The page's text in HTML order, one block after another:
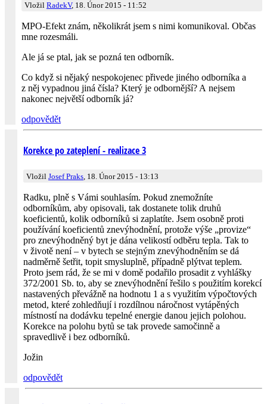
Vložil RadekV, 18. Únor 2015 - 11:52
MPO-Efekt znám, několikrát jsem s nimi komunikoval. Občas
mne rozesmáli.
Ale já se ptal, jak se pozná ten odborník.
Co když si nějaký nespokojenec přivede jiného odborníka a
z něj vypadnou jiná čísla? Který je odbornější? A nejsem
nakonec největší odborník já?
odpovědět
Korekce po zateplení - realizace 3
Vložil Josef Praks , 18. Únor 2015 - 13:13
Radku, plně s Vámi souhlasím. Pokud znemožníte
odborníkům, aby opisovali, tak dostanete tolik druhů
koeficientů, kolik odborníků si zaplatíte. Jsem osobně proti
používání koeficientů znevýhodnění, protože výše „provize“
pro znevýhodněný byt je dána velikostí odběru tepla. Tak to
v životě není – v bytech se stejným znevýhodněním se dá
nadměrně šetřit, topit smysluplně, případně plýtvat teplem.
Proto jsem rád, že se mi v domě podařilo prosadit z vyhlášky
372/2001 Sb. to, aby se znevýhodnění řešilo s použitím korekcí
nastavených převážně na hodnotu 1 a s využitím výpočtových
metod, které zohledňují i rozdílnou náročnost vytápěných
místností na dodávku tepelné energie danou jejich polohou.
Korekce na polohu bytů se tak provede samočinně a
spravedlivě i bez odborníků.
Jožin
odpovědět